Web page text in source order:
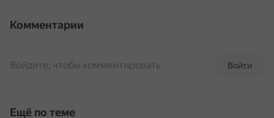
Комментарии
Войти
Войдите, чтобы комментировать
Ещё по теме